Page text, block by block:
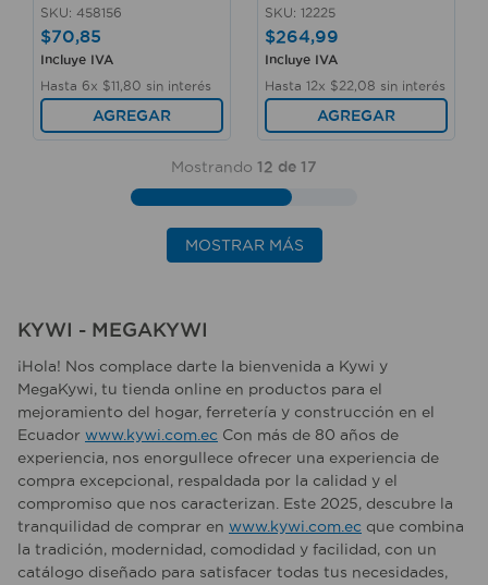
SKU: 458156
$70,85
Incluye IVA
Hasta 6x $11 80 sin interés
AGREGAR
SKU: 12225
$264,99
Incluye IVA
Hasta 12x $22 08 sin interés
AGREGAR
Mostrando 12 de 17
MOSTRAR MÁS
KYWI - MEGAKYWI
¡Hola! Nos complace darte la bienvenida a Kywi y
MegaKywi, tu tienda online en productos para el
mejoramiento del hogar, ferretería y construcción en el
Ecuador www.kywi.com.ec Con más de 80 años de
experiencia, nos enorgullece ofrecer una experiencia de
compra excepcional, respaldada por la calidad y el
compromiso que nos caracterizan. Este 2025, descubre la
tranquilidad de comprar en www.kywi.com.ec que combina
la tradición, modernidad, comodidad y facilidad, con un
catálogo diseñado para satisfacer todas tus necesidades,